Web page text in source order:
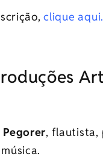
clique aqui.
Pegorer, flautista,